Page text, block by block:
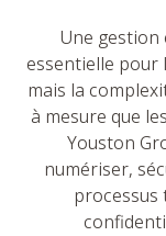
Une gestion
essentielle pour
mais la
à mesure que
Youston
numériser,
processus